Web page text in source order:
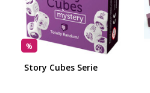
%
Story Cubes Serie